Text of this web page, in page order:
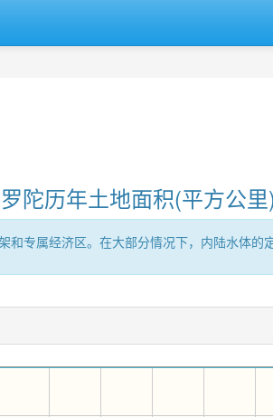
陀历年土地面积(平方公
专属经济区。在大部分情况下，内陆水体的